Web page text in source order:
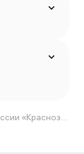
Отделение Госавтоинспекции МО МВД России «Краснозерский»